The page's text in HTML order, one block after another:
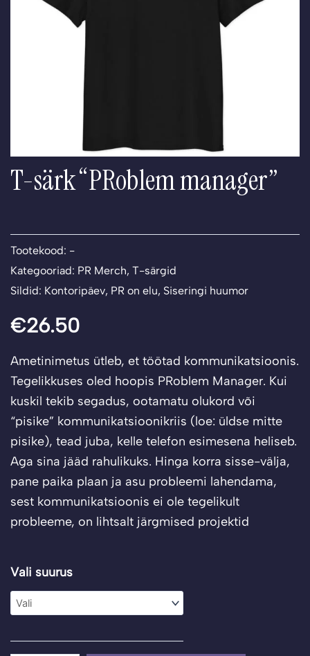
T-särk “PRoblem manager”
Tootekood: -
Kategooriad: PR Merch, T-särgid
Sildid: Kontoripäev, PR on elu, Siseringi huumor
€26.50
Ametinimetus ütleb, et töötad kommunikatsioonis.
Tegelikkuses oled hoopis PRoblem Manager. Kui
kuskil tekib segadus, ootamatu olukord või
“pisike” kommunikatsioonikriis (loe: üldse mitte
pisike), tead juba, kelle telefon esimesena heliseb.
Aga sina jääd rahulikuks. Hinga korra sisse-välja,
pane paika plaan ja asu probleemi lahendama,
sest kommunikatsioonis ei ole tegelikult
probleeme, on lihtsalt järgmised projektid
Vali suurus
T-
särk
"PRoblem